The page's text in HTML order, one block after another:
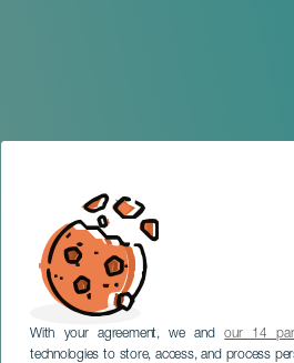
With your agreement, we andour 14
technologies to store, access, and process